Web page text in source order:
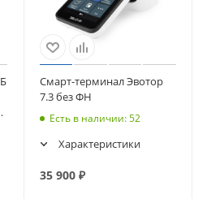
Смарт-терминал Эвотор
7.3 без ФН
Есть в наличии: 52
Характеристики
35 900₽